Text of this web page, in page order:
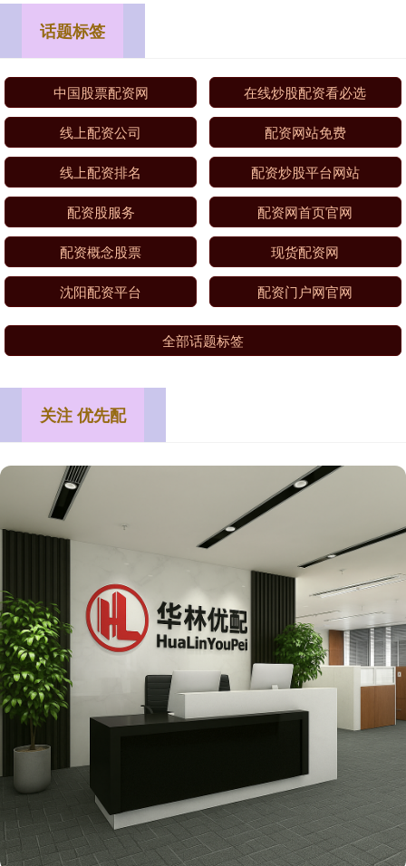
话题标签
中国股票配资网 在线炒股配资看必选
线上配资公司 配资网站免费
线上配资排名 配资炒股平台网站
配资股服务 配资网首页官网
配资概念股票 现货配资网
沈阳配资平台 配资门户网官网
全部话题标签
关注 优先配